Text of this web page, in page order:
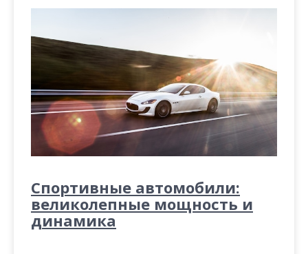
Спортивные автомобили:
великолепные мощность и
динамика